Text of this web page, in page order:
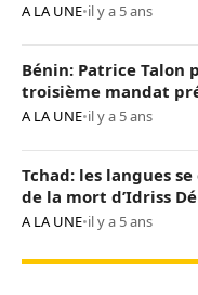
A LA UNE•il y a 5 ans
Bénin: Patrice Talon
troisième mandat
A LA UNE•il y a 5 ans
Tchad: les langues
de la mort d’Idriss
A LA UNE•il y a 5 ans